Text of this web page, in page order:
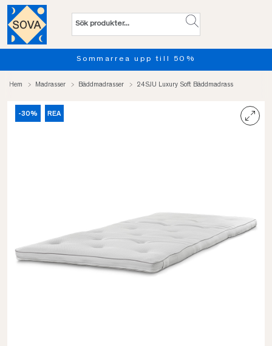
Provsov upp till 100
Hem Madrasser Bäddmadrasser 24SJU Luxury Soft Bäddmadrass
-30% REA